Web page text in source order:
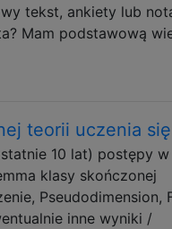
tekst, ankiety lub
Mam podstawową
teorii uczenia się
10 lat) postępy w
klasy skończonej
Pseudodimension,
inne wyniki /